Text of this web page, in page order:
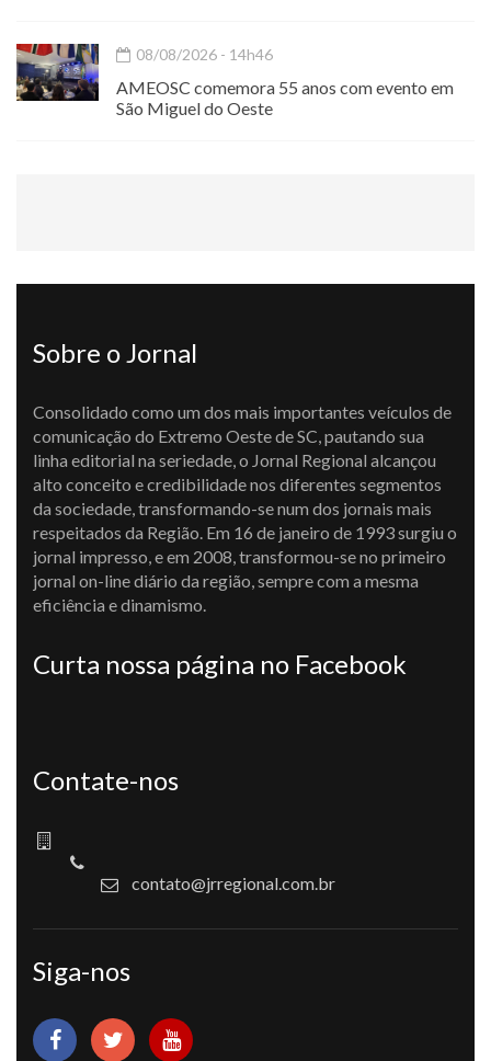
08/08/2026 - 14h46
AMEOSC comemora 55 anos com evento em
São Miguel do Oeste
Sobre o Jornal
Consolidado como um dos mais importantes veículos de
comunicação do Extremo Oeste de SC, pautando sua
linha editorial na seriedade, o Jornal Regional alcançou
alto conceito e credibilidade nos diferentes segmentos
da sociedade, transformando-se num dos jornais mais
respeitados da Região. Em 16 de janeiro de 1993 surgiu o
jornal impresso, e em 2008, transformou-se no primeiro
jornal on-line diário da região, sempre com a mesma
eficiência e dinamismo.
Curta nossa página no Facebook
Contate-nos
contato@jrregional.com.br
Siga-nos